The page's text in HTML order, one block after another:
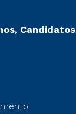
Candidatos